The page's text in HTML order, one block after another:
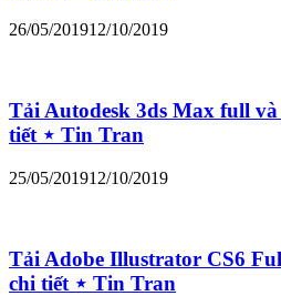
26/05/201912/10/2019
Tải Autodesk 3ds Max full
tiết ⋆ Tin Tran
25/05/201912/10/2019
Tải Adobe Illustrator CS6
chi tiết ⋆ Tin Tran